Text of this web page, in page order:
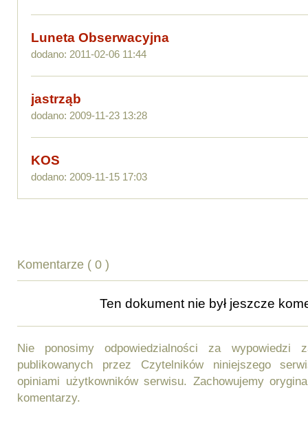
Luneta Obserwacyjna
dodano: 2011-02-06 11:44
jastrząb
dodano: 2009-11-23 13:28
KOS
dodano: 2009-11-15 17:03
Komentarze ( 0 )
Ten dokument nie był jeszcze
Nie ponosimy odpowiedzialności za wypowiedzi
publikowanych przez Czytelników niniejszego
opiniami użytkowników serwisu. Zachowujemy
komentarzy.